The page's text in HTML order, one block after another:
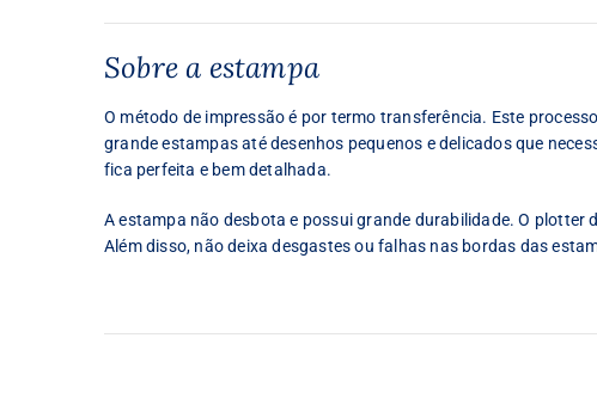
Sobre a estampa
O método de impressão é por termo transferência. Este
grande estampas até desenhos pequenos e delicados que
fica perfeita e bem detalhada.
A estampa não desbota e possui grande durabilidade. O
Além disso, não deixa desgastes ou falhas nas bordas das